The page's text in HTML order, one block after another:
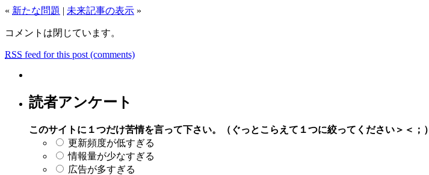
« 新たな問題 | 未来記事の表示 »
コメントは閉じています。
RSS feed for this post (comments)
読者アンケート
このサイトに１つだけ苦情を言って下さい。（ぐっとこらえて１つに絞ってください＞＜；）
更新頻度が低すぎる
情報量が少なすぎる
広告が多すぎる